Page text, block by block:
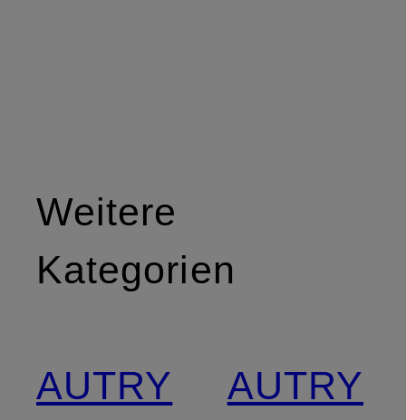
Weitere
Kategorien
AUTRY
AUTRY